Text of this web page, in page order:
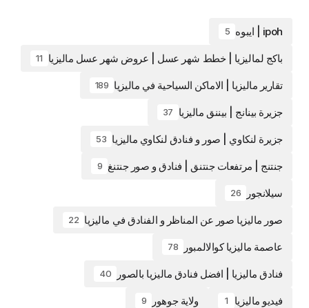
ipoh | ايبوه 5
باكج لماليزيا | خطط شهر عسل | عروض شهر عسل ماليزيا 11
تقارير ماليزيا | الاماكن السياحية في ماليزيا 189
جزيرة بينانج | بيننق ماليزيا 37
جزيرة لنكاوي | صور و فنادق لنكاوي ماليزيا 53
جنتنج | مرتفعات جنتنق | فنادق و صور جنتنغ 9
سيلانجور 26
صور ماليزيا صور عن المناظر و الفنادق في ماليزيا 22
عاصمة ماليزيا كوالالمبور 78
فنادق ماليزيا | افضل فنادق ماليزيا بالصور 40
فيديو ماليزيا 1 ولاية جوهور 9